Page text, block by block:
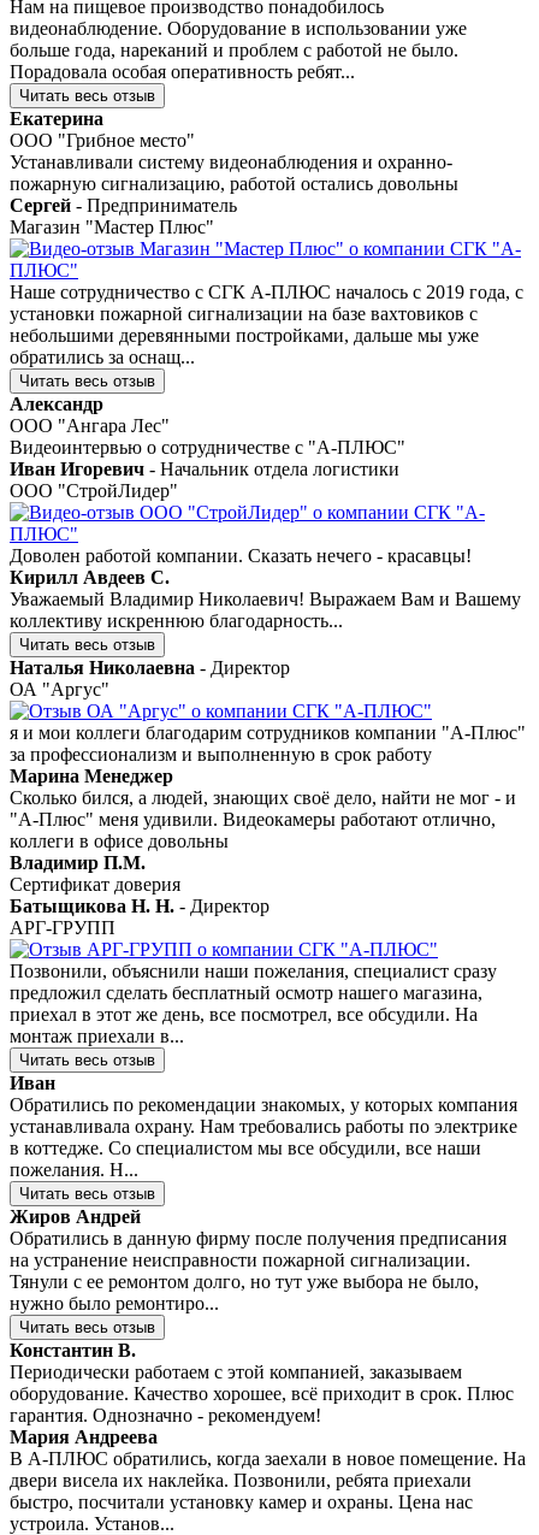
Нам на пищевое производство понадобилось
видеонаблюдение. Оборудование в использовании уже
больше года, нареканий и проблем с работой не было.
Порадовала особая оперативность ребят...
Читать весь отзыв
Екатерина
ООО "Грибное место"
Устанавливали систему видеонаблюдения и охранно-
пожарную сигнализацию, работой остались довольны
Сергей - Предприниматель
Магазин "Мастер Плюс"
Наше сотрудничество с СГК А-ПЛЮС началось с 2019 года, с
установки пожарной сигнализации на базе вахтовиков с
небольшими деревянными постройками, дальше мы уже
обратились за оснащ...
Читать весь отзыв
Александр
ООО "Ангара Лес"
Видеоинтервью о сотрудничестве с "А-ПЛЮС"
Иван Игоревич - Начальник отдела логистики
ООО "СтройЛидер"
Доволен работой компании. Сказать нечего - красавцы!
Кирилл Авдеев С.
Уважаемый Владимир Николаевич! Выражаем Вам и Вашему
коллективу искреннюю благодарность...
Читать весь отзыв
Наталья Николаевна - Директор
ОА "Аргус"
я и мои коллеги благодарим сотрудников компании "А-Плюс"
за профессионализм и выполненную в срок работу
Марина Менеджер
Сколько бился, а людей, знающих своё дело, найти не мог - и
"А-Плюс" меня удивили. Видеокамеры работают отлично,
коллеги в офисе довольны
Владимир П.М.
Сертификат доверия
Батыщикова Н. Н. - Директор
АРГ-ГРУПП
Позвонили, объяснили наши пожелания, специалист сразу
предложил сделать бесплатный осмотр нашего магазина,
приехал в этот же день, все посмотрел, все обсудили. На
монтаж приехали в...
Читать весь отзыв
Иван
Обратились по рекомендации знакомых, у которых компания
устанавливала охрану. Нам требовались работы по электрике
в коттедже. Со специалистом мы все обсудили, все наши
пожелания. Н...
Читать весь отзыв
Жиров Андрей
Обратились в данную фирму после получения предписания
на устранение неисправности пожарной сигнализации.
Тянули с ее ремонтом долго, но тут уже выбора не было,
нужно было ремонтиро...
Читать весь отзыв
Константин В.
Периодически работаем с этой компанией, заказываем
оборудование. Качество хорошее, всё приходит в срок. Плюс
гарантия. Однозначно - рекомендуем!
Мария Андреева
В А-ПЛЮС обратились, когда заехали в новое помещение. На
двери висела их наклейка. Позвонили, ребята приехали
быстро, посчитали установку камер и охраны. Цена нас
устроила. Установ...